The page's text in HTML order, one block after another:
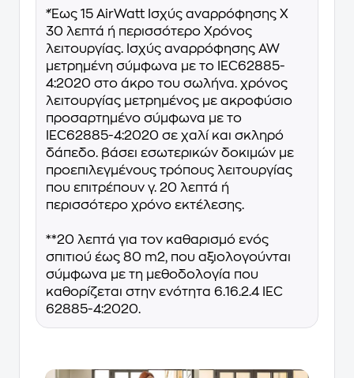
*Έως 15 AirWatt Ισχύς αναρρόφησης X
30 λεπτά ή περισσότερο Χρόνος
λειτουργίας. Ισχύς αναρρόφησης AW
μετρημένη σύμφωνα με το IEC62885-
4:2020 στο άκρο του σωλήνα. χρόνος
λειτουργίας μετρημένος με ακροφύσιο
προσαρτημένο σύμφωνα με το
IEC62885-4:2020 σε χαλί και σκληρό
δάπεδο. βάσει εσωτερικών δοκιμών με
προεπιλεγμένους τρόπους λειτουργίας
που επιτρέπουν γ. 20 λεπτά ή
περισσότερο χρόνο εκτέλεσης.
**20 λεπτά για τον καθαρισμό ενός
σπιτιού έως 80 m2, που αξιολογούνται
σύμφωνα με τη μεθοδολογία που
καθορίζεται στην ενότητα 6.16.2.4 IEC
62885-4:2020.